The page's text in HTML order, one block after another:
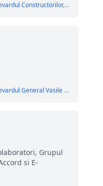
Constructorilor, nr. 16 A
General Vasile Milea
Grupul
si E-